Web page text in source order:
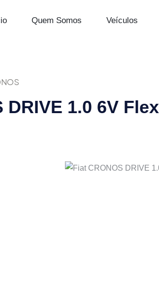
Quem Somos Veículos
DRIVE 1.0 6V Flex